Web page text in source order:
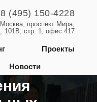
8 (495) 150-4228
Новости
Проекты
Москва, проспект Мира,
101В, стр. 1, офис 417